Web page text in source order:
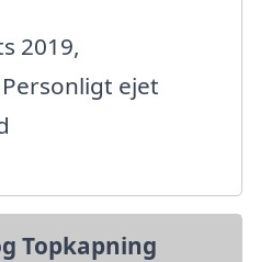
2019,
ejet
Topkapning